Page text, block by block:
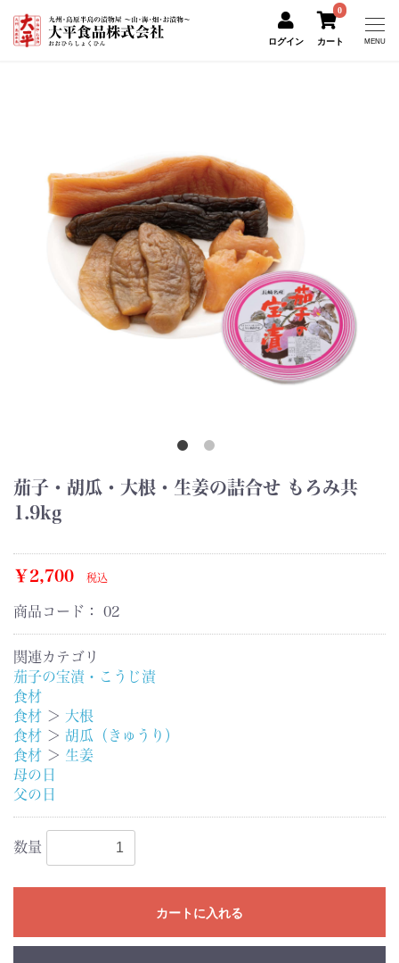
ログイン
0
カート MENU
茄子・胡瓜・大根・生姜の詰合せ もろみ共
1.9kg
￥2,700 税込
商品コード： 02
関連カテゴリ
茄子の宝漬・こうじ漬
食材
食材 ＞ 大根
食材 ＞ 胡瓜（きゅうり）
食材 ＞ 生姜
母の日
父の日
数量
カートに入れる